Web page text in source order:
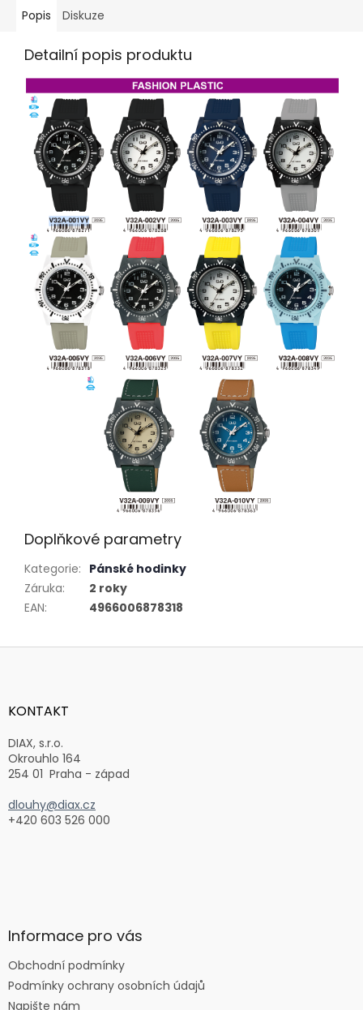
Popis Diskuze
Detailní popis produktu
Doplňkové parametry
Kategorie: Pánské hodinky
Záruka:
2 roky
EAN: 4966006878318
Z
aKONTAKT
DIAX, s.r.o.
Okrouhlo 164
254 01 Praha - západ
dlouhy@diax.cz
+420 603 526 000
Informace pro vás
Obchodní podmínky
Podmínky ochrany osobních údajů
Napište nám